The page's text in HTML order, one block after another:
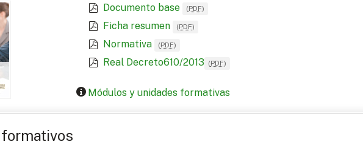
Documento base (PDF)
Ficha resumen (PDF)
Normativa (PDF)
Real Decreto610/2013 (PDF)
Módulos y unidades formativas